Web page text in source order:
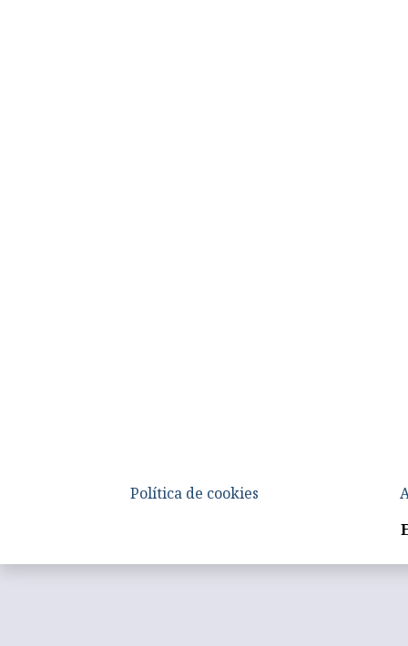
Política de cookies